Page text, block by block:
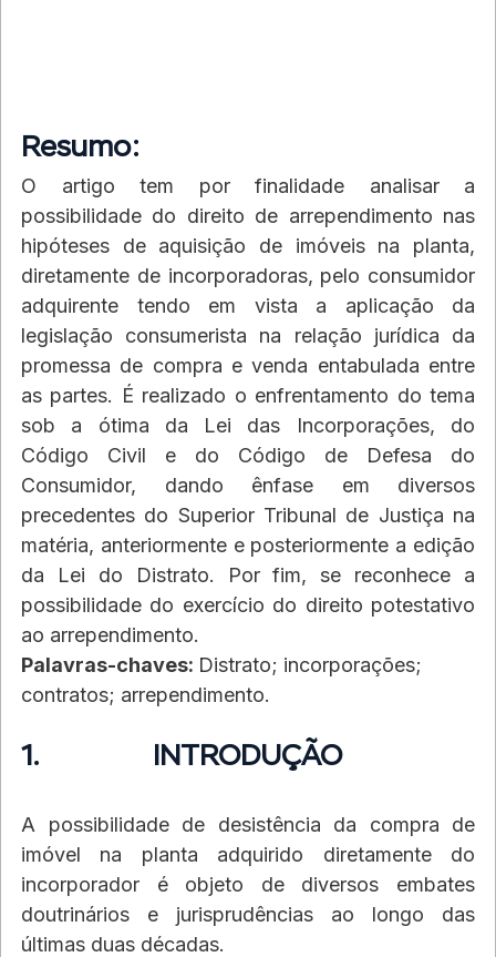
Resumo:
O artigo tem por finalidade analisar a
possibilidade do direito de arrependimento nas
hipóteses de aquisição de imóveis na planta,
diretamente de incorporadoras, pelo consumidor
adquirente tendo em vista a aplicação da
legislação consumerista na relação jurídica da
promessa de compra e venda entabulada entre
as partes. É realizado o enfrentamento do tema
sob a ótima da Lei das Incorporações, do
Código Civil e do Código de Defesa do
Consumidor, dando ênfase em diversos
precedentes do Superior Tribunal de Justiça na
matéria, anteriormente e posteriormente a edição
da Lei do Distrato. Por fim, se reconhece a
possibilidade do exercício do direito potestativo
ao arrependimento.
Palavras-chaves: Distrato; incorporações;
contratos; arrependimento.
1.             INTRODUÇÃO
A possibilidade de desistência da compra de
imóvel na planta adquirido diretamente do
incorporador é objeto de diversos embates
doutrinários e jurisprudências ao longo das
últimas duas décadas.